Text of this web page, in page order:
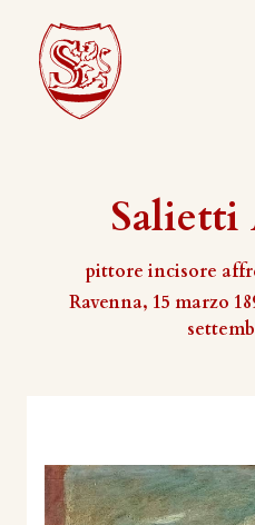
Salietti
pittore incisore
Ravenna, 15 marzo